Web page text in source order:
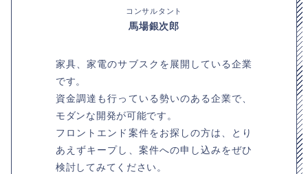
コンサルタント
馬場銀次郎
家具、家電のサブスクを展開している企業
です。
資金調達も行っている勢いのある企業で、
モダンな開発が可能です。
フロントエンド案件をお探しの方は、とり
あえずキープし、案件への申し込みをぜひ
検討してみてください。